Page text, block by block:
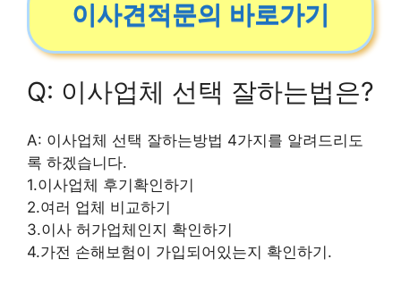
이사견적문의 바로가기
Q: 이사업체 선택 잘하는법은?
A: 이사업체 선택 잘하는방법 4가지를 알려드리도
록 하겠습니다.
1.이사업체 후기확인하기
2.여러 업체 비교하기
3.이사 허가업체인지 확인하기
4.가전 손해보험이 가입되어있는지 확인하기.